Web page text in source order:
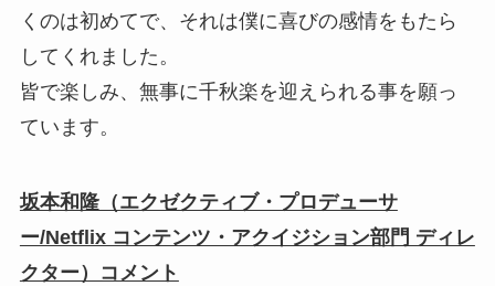
くのは初めてで、それは僕に喜びの感情をもたら
してくれました。
皆で楽しみ、無事に千秋楽を迎えられる事を願っ
ています。
坂本和隆（エクゼクティブ・プロデューサ
ー/Netflix コンテンツ・アクイジション部門 ディレ
クター）コメント